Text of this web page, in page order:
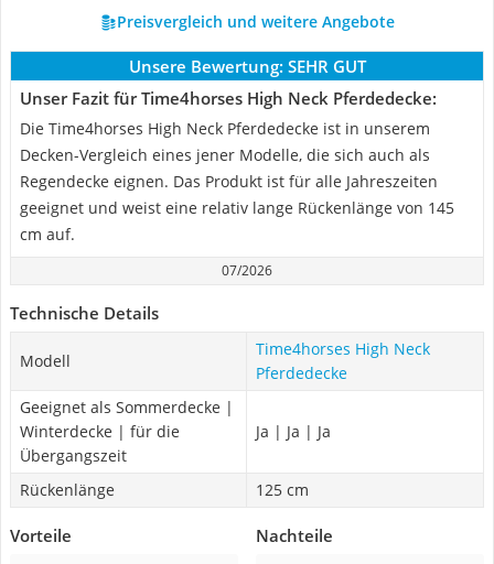
Preisvergleich und weitere Angebote
Unsere Bewertung: SEHR GUT
Unser Fazit für Time4horses High Neck Pferdedecke:
Die Time4horses High Neck Pferdedecke ist in unserem
Decken-Vergleich eines jener Modelle, die sich auch als
Regendecke eignen. Das Produkt ist für alle Jahreszeiten
geeignet und weist eine relativ lange Rückenlänge von 145
cm auf.
07/2026
Technische Details
Modell
Time4horses High Neck
Pferdedecke
Geeignet als Sommerdecke |
Winterdecke | für die
Übergangszeit
Ja | Ja | Ja
Rückenlänge 125 cm
Vorteile Nachteile